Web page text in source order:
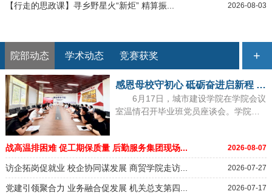
【行走的思政课】寻乡野星火“新炬” 精算振... 2026-08-03
院部动态 学术动态 竞赛获奖 +
感恩母校守初心 砥砺奋进启新程 城市建设...
6月17日，城市建设学院在学院会议
室温情召开毕业班党员座谈会。学院党
战高温排困难 促工期保质量 后勤服务集团现场... 2026-08-07
访企拓岗促就业 校企协同谋发展 商贸学院走访... 2026-07-27
党建引领聚合力 业务融合促发展 机关总支第四... 2026-07-17